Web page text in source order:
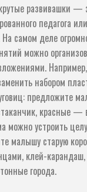
развивашки —
педагога
самом деле
можно
набором
предложите
красные —
устроить
малышу старую
клей-
города.